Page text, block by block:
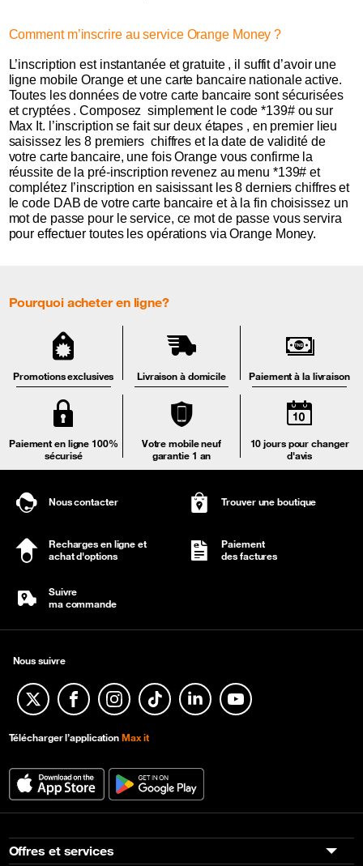
Comment m’inscrire au service Orange Money ?
L’inscription est instantanée et gratuite , il suffit d’avoir une
ligne mobile Orange et une carte bancaire nationale active.
Toutes les données de votre carte bancaire sont sécurisées
et cryptées . Composez simplement le code *139# ou sur
Max It. l’inscription se fait sur deux étapes , en premier lieu
saisissez les 8 premiers chiffres et la date de validité de
votre carte bancaire, une fois Orange vous confirme la
réussite de la pré-inscription revenez au menu *139# et
complétez l’inscription en saisissant les 8 derniers chiffres et
le code DAB de votre carte bancaire et à la fin choisissez un
mot de passe pour le service, ce mot de passe vous servira
pour effectuer toutes les opérations via Orange Money.
Pourquoi acheter en ligne?
Promotions exclusives Livraison à domicile Paiement à la livraison
Paiement en ligne 100%
sécurisé
Votre mobile neuf
garantie 1 an
10 jours pour changer
d'avis
Nous contacter Trouver une boutique
Recharges en ligne et
achat d'options
Paiement
des factures
Suivre
ma commande
Nous suivre
Twitter FacebookInstagramTikTok Linkedin YouTube
Télécharger l’applicationMax it
Offres et services